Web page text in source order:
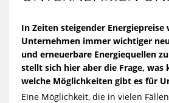
In Zeiten steigender Energiepreise
Unternehmen immer wichtiger
und erneuerbare Energiequellen
stellt sich hier aber die Frage, was
welche Möglichkeiten gibt es für
Eine Möglichkeit, die in vielen